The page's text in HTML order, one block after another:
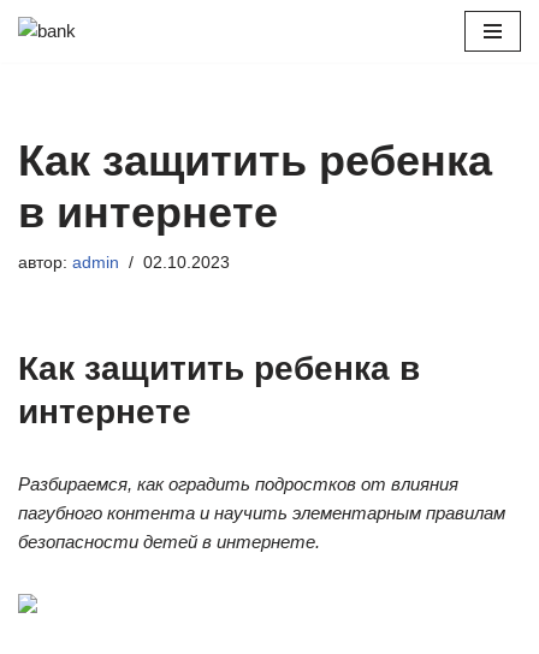
Как защитить ребенка
в интернете
автор: admin 02.10.2023
Как защитить ребенка в
интернете
Разбираемся, как оградить подростков от влияния
пагубного контента и научить элементарным правилам
безопасности детей в интернете.